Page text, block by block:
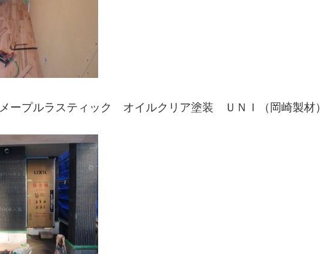
ープルラスティック オイルクリア塗装 ＵＮＩ（岡崎製材）